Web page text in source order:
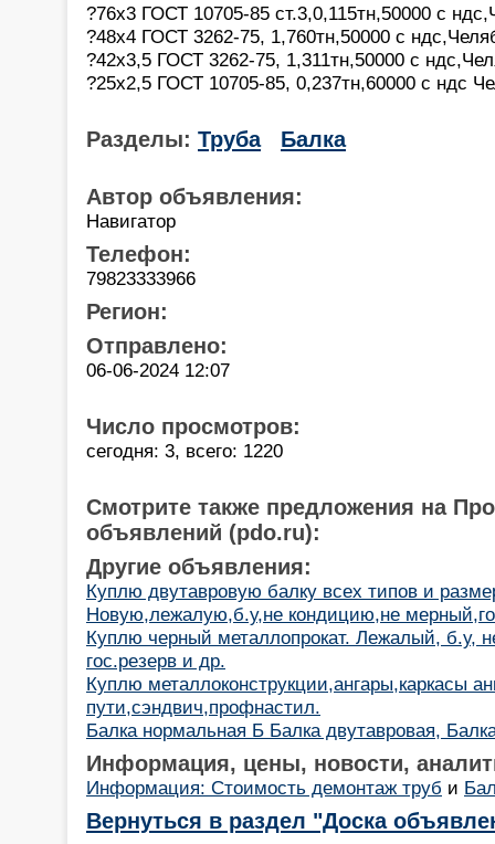
?76х3 ГОСТ 10705-85 ст.3,0,115тн,50000 с
?48х4 ГОСТ 3262-75, 1,760тн,50000 с
?42х3,5 ГОСТ 3262-75, 1,311тн,50000 с
?25х2,5 ГОСТ 10705-85, 0,237тн,60000 с ндс
Разделы: Труба Балка
Автор объявления:
Навигатор
Телефон:
79823333966
Регион:
Отправлено:
06-06-2024 12:07
Число просмотров:
сегодня: 3, всего: 1220
Смотрите также предложения на
объявлений (pdo.ru):
Другие объявления:
Куплю двутавровую балку всех типов и
Новую,лежалую,б.у,не кондицию,не
Куплю черный металлопрокат. Лежалый, б.у,
гос.резерв и др.
Куплю металлоконструкции,ангары,каркасы
пути,сэндвич,профнастил.
Балка нормальная Б Балка двутавровая,
Информация, цены, новости,
Информация: Стоимость демонтаж труб и
Вернуться в раздел "Доска